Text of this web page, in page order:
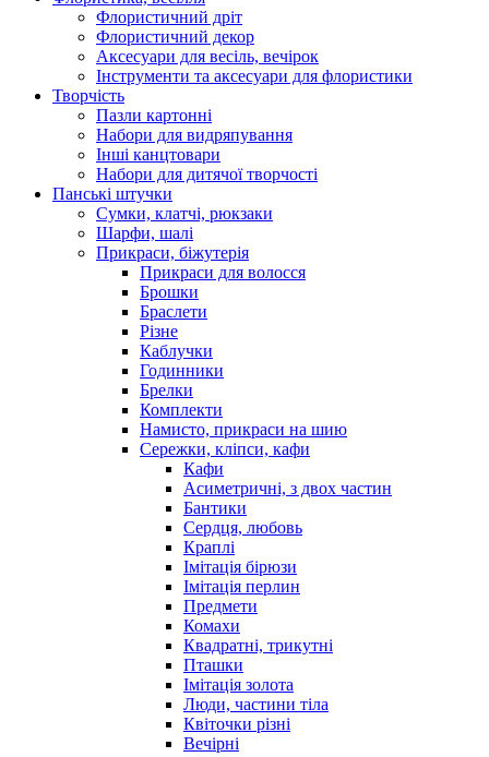
Флористичний дріт
Флористичний декор
Аксесуари для весіль, вечірок
Інструменти та аксесуари для флористики
Творчість
Пазли картонні
Набори для видряпування
Інші канцтовари
Набори для дитячої творчості
Панські штучки
Сумки, клатчі, рюкзаки
Шарфи, шалі
Прикраси, біжутерія
Прикраси для волосся
Брошки
Браслети
Різне
Каблучки
Годинники
Брелки
Комплекти
Намисто, прикраси на шию
Сережки, кліпси, кафи
Кафи
Асиметричні, з двох частин
Бантики
Сердця, любовь
Краплі
Імітація бірюзи
Імітація перлин
Предмети
Комахи
Квадратні, трикутні
Пташки
Імітація золота
Люди, частини тіла
Квіточки різні
Вечірні